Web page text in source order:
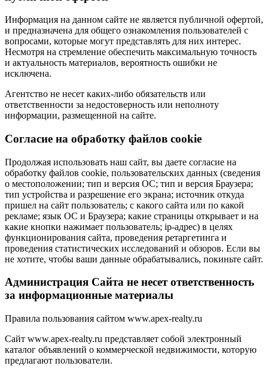
Информация на данном сайте не является публичной офертой,
и предназначена для общего ознакомления пользователей с
вопросами, которые могут представлять для них интерес.
Несмотря на стремление обеспечить максимальную точность
и актуальность материалов, вероятность ошибки не
исключена.
Агентство не несет каких-либо обязательств или
ответственности за недостоверность или неполноту
информации, размещенной на сайте.
Cогласие на обработку файлов cookie
Продолжая использовать наш сайт, вы даете согласие на
обработку файлов cookie, пользовательских данных (сведения
о местоположении; тип и версия ОС; тип и версия Браузера;
тип устройства и разрешение его экрана; источник откуда
пришел на сайт пользователь; с какого сайта или по какой
рекламе; язык ОС и Браузера; какие страницы открывает и на
какие кнопки нажимает пользователь; ip-адрес) в целях
функционирования сайта, проведения ретаргетинга и
проведения статистических исследований и обзоров. Если вы
не хотите, чтобы ваши данные обрабатывались, покиньте сайт.
Администрация Сайта не несет ответственность
за информационные материалы
Правила пользования сайтом www.apex-realty.ru
Сайт www.apex-realty.ru представляет собой электронный
каталог объявлений о коммерческой недвижимости, которую
предлагают пользователи.